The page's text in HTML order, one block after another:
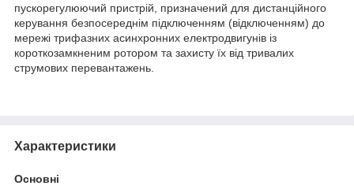
пускорегулюючий пристрій, призначений для дистанційного
керування безпосереднім підключенням (відключенням) до
мережі трифазних асинхронних електродвигунів із
короткозамкненим ротором та захисту їх від тривалих
струмових перевантажень.
Характеристики
Основні